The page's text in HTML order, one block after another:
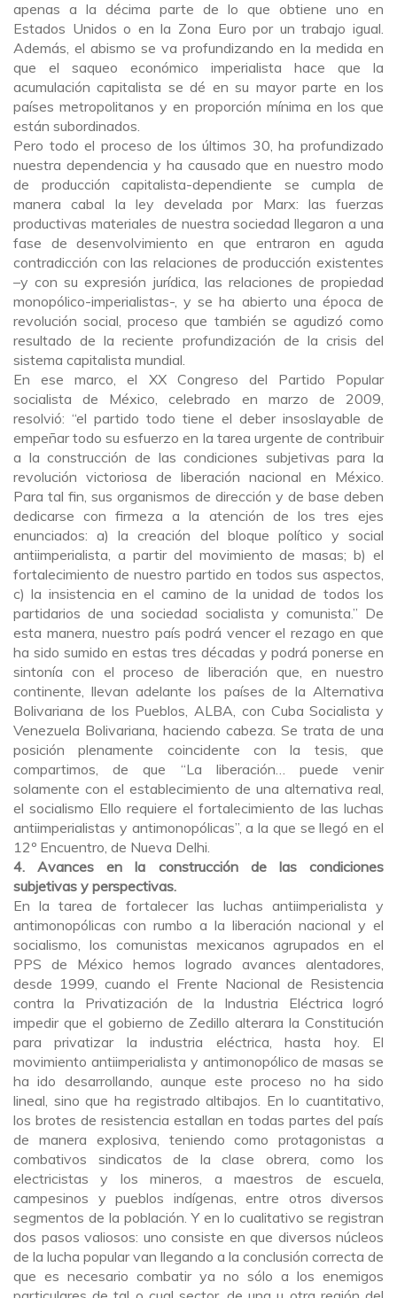
apenas a la décima parte de lo que obtiene uno en
Estados Unidos o en la Zona Euro por un trabajo igual.
Además, el abismo se va profundizando en la medida en
que el saqueo económico imperialista hace que la
acumulación capitalista se dé en su mayor parte en los
países metropolitanos y en proporción mínima en los que
están subordinados.
Pero todo el proceso de los últimos 30, ha profundizado
nuestra dependencia y ha causado que en nuestro modo
de producción capitalista-dependiente se cumpla de
manera cabal la ley develada por Marx: las fuerzas
productivas materiales de nuestra sociedad llegaron a una
fase de desenvolvimiento en que entraron en aguda
contradicción con las relaciones de producción existentes
–y con su expresión jurídica, las relaciones de propiedad
monopólico-imperialistas-, y se ha abierto una época de
revolución social, proceso que también se agudizó como
resultado de la reciente profundización de la crisis del
sistema capitalista mundial.
En ese marco, el XX Congreso del Partido Popular
socialista de México, celebrado en marzo de 2009,
resolvió: “el partido todo tiene el deber insoslayable de
empeñar todo su esfuerzo en la tarea urgente de contribuir
a la construcción de las condiciones subjetivas para la
revolución victoriosa de liberación nacional en México.
Para tal fin, sus organismos de dirección y de base deben
dedicarse con firmeza a la atención de los tres ejes
enunciados: a) la creación del bloque político y social
antiimperialista, a partir del movimiento de masas; b) el
fortalecimiento de nuestro partido en todos sus aspectos,
c) la insistencia en el camino de la unidad de todos los
partidarios de una sociedad socialista y comunista.” De
esta manera, nuestro país podrá vencer el rezago en que
ha sido sumido en estas tres décadas y podrá ponerse en
sintonía con el proceso de liberación que, en nuestro
continente, llevan adelante los países de la Alternativa
Bolivariana de los Pueblos, ALBA, con Cuba Socialista y
Venezuela Bolivariana, haciendo cabeza. Se trata de una
posición plenamente coincidente con la tesis, que
compartimos, de que “La liberación… puede venir
solamente con el establecimiento de una alternativa real,
el socialismo Ello requiere el fortalecimiento de las luchas
antiimperialistas y antimonopólicas”, a la que se llegó en el
12º Encuentro, de Nueva Delhi.
4. Avances en la construcción de las condiciones
subjetivas y perspectivas.
En la tarea de fortalecer las luchas antiimperialista y
antimonopólicas con rumbo a la liberación nacional y el
socialismo, los comunistas mexicanos agrupados en el
PPS de México hemos logrado avances alentadores,
desde 1999, cuando el Frente Nacional de Resistencia
contra la Privatización de la Industria Eléctrica logró
impedir que el gobierno de Zedillo alterara la Constitución
para privatizar la industria eléctrica, hasta hoy. El
movimiento antiimperialista y antimonopólico de masas se
ha ido desarrollando, aunque este proceso no ha sido
lineal, sino que ha registrado altibajos. En lo cuantitativo,
los brotes de resistencia estallan en todas partes del país
de manera explosiva, teniendo como protagonistas a
combativos sindicatos de la clase obrera, como los
electricistas y los mineros, a maestros de escuela,
campesinos y pueblos indígenas, entre otros diversos
segmentos de la población. Y en lo cualitativo se registran
dos pasos valiosos: uno consiste en que diversos núcleos
de la lucha popular van llegando a la conclusión correcta de
que es necesario combatir ya no sólo a los enemigos